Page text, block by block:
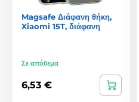
Magsafe Διάφανη θήκη,
Xiaomi 15T, διάφανη
Σε απόθεμα
6,53 €